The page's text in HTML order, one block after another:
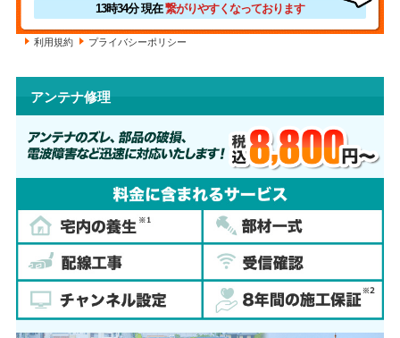
13時34分 現在繋がりやすくなっております
利用規約 プライバシーポリシー
アンテナ修理